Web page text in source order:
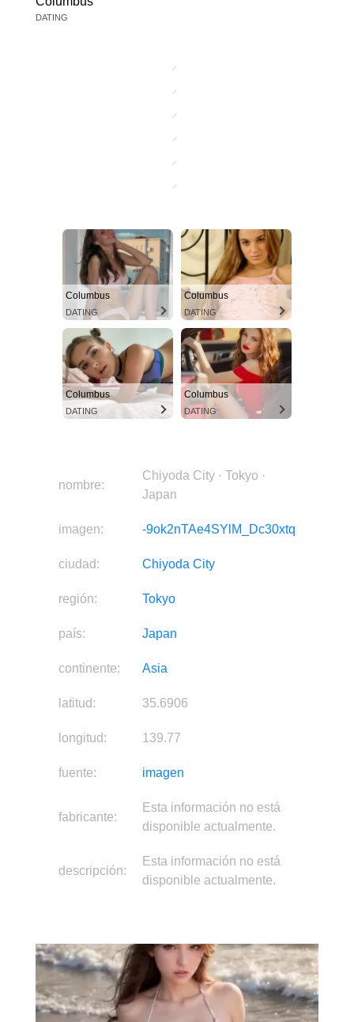
DATING
Columbus
DATING
Columbus
DATING
Columbus
DATING
Columbus
DATING
nombre:
Chiyoda City · Tokyo ·
Japan
imagen: -9ok2nTAe4SYlM_Dc30xtq
ciudad: Chiyoda City
región: Tokyo
país: Japan
continente: Asia
latitud: 35.6906
longitud: 139.77
fuente: imagen
fabricante:
Esta información no está
disponible actualmente.
descripción:
Esta información no está
disponible actualmente.